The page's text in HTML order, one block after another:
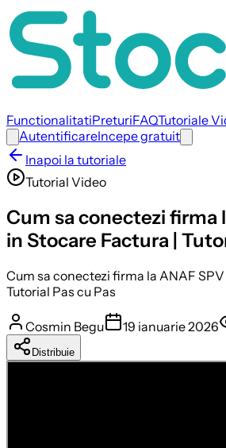
FunctionalitatiPreturiFAQTutoriale
AutentificareIncepe gratuit
Inapoi la tutoriale
Tutorial Video
Cum sa conectezi firma
in Stocare Factura |
Cum sa conectezi firma la ANAF
Tutorial Pas cu Pas
Cosmin Begu 19 ianuarie 2026
Distribuie